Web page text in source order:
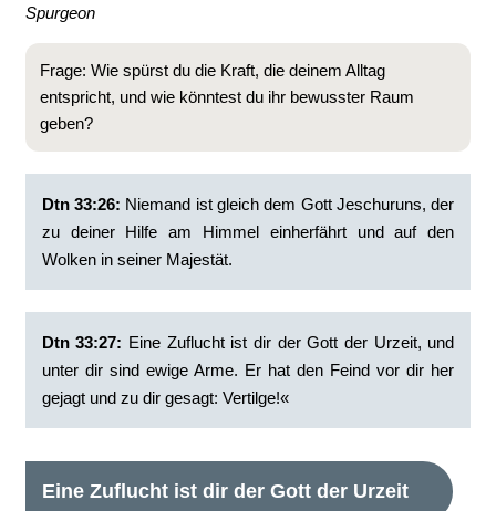
Spurgeon
Frage: Wie spürst du die Kraft, die deinem Alltag
entspricht, und wie könntest du ihr bewusster Raum
geben?
Dtn 33:26: ‭Niemand ist gleich dem Gott Jeschuruns, der
zu deiner Hilfe am Himmel einherfährt und auf den
Wolken in seiner Majestät.
Dtn 33:27: ‭Eine Zuflucht ist dir der Gott der Urzeit, und
unter dir sind ewige Arme. Er hat den Feind vor dir her
gejagt und zu dir gesagt: Vertilge!«
Eine Zuflucht ist dir der Gott der Urzeit